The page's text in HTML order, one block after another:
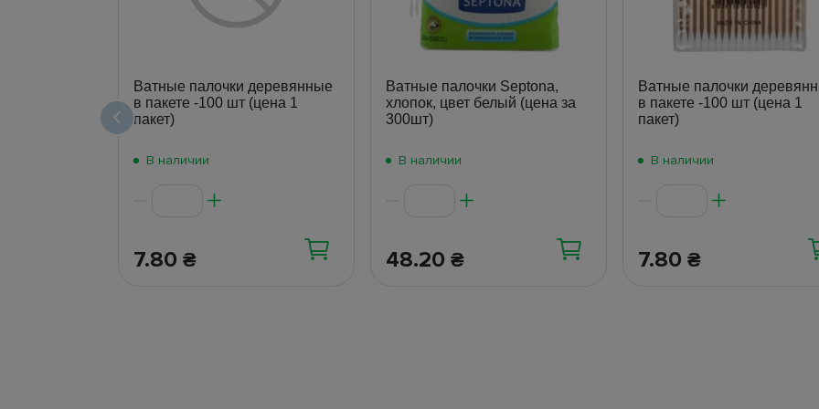
Ватные палочки деревянные
в пакете -100 шт (цена 1
пакет)
В наличии
7.80 ₴
Ватные палочки Septona,
хлопок, цвет белый (цена за
300шт)
В наличии
48.20 ₴
Ватные палочки
в пакете -100 шт (цена 1
пакет)
В наличии
7.80 ₴